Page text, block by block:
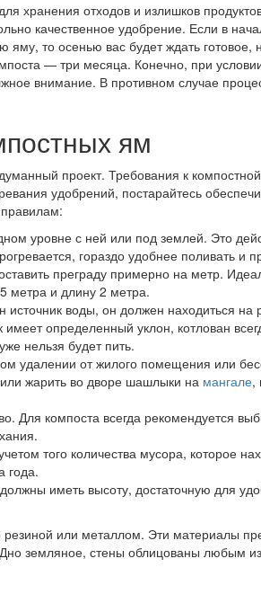
хранения отходов и излишков
качественное удобрение. Если в
то осенью вас будет ждать готовое,
— три месяца. Конечно, при
внимание. В противном случае
ям
проект. Требования к
удобрений, постарайтесь
уровне с ней или под землей. Это
гораздо удобнее поливать и
преграду примерно на метр.
метра и длину 2 метра.
источник воды, он должен находиться на
определенный уклон, котлован
нельзя будет пить.
удалении от жилого помещения или
жарить во дворе шашлыки на мангале,
Для компоста всегда рекомендуется
того количества мусора, которое
года.
иметь высоту, достаточную для
или металлом. Эти материалы
земляное, стены облицованы любым